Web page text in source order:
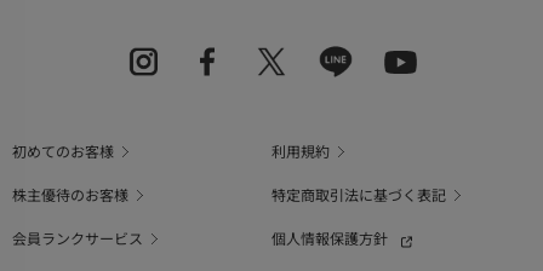
初めてのお客様
利用規約
株主優待のお客様
特定商取引法に基づく表記
会員ランクサービス
個人情報保護方針